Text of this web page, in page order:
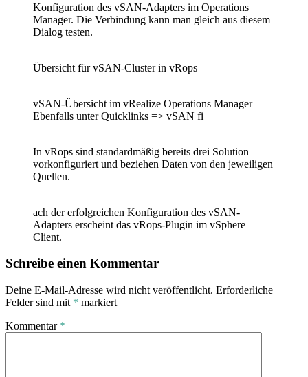
Konfiguration des vSAN-Adapters im Operations
Manager. Die Verbindung kann man gleich aus diesem
Dialog testen.
Übersicht für vSAN-Cluster in vRops
vSAN-Übersicht im vRealize Operations Manager
Ebenfalls unter Quicklinks => vSAN fi
In vRops sind standardmäßig bereits drei Solution
vorkonfiguriert und beziehen Daten von den jeweiligen
Quellen.
ach der erfolgreichen Konfiguration des vSAN-
Adapters erscheint das vRops-Plugin im vSphere
Client.
Schreibe einen Kommentar
Deine E-Mail-Adresse wird nicht veröffentlicht. Erforderliche
Felder sind mit * markiert
Kommentar *